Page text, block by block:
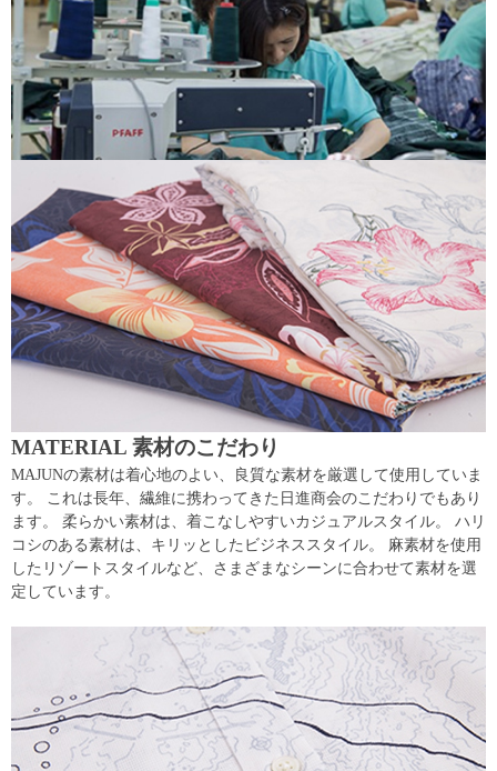
MATERIAL 素材のこだわり
MAJUNの素材は着心地のよい、良質な素材を厳選して使用していま
す。 これは長年、繊維に携わってきた日進商会のこだわりでもあり
ます。 柔らかい素材は、着こなしやすいカジュアルスタイル。 ハリ
コシのある素材は、キリッとしたビジネススタイル。 麻素材を使用
したリゾートスタイルなど、さまざまなシーンに合わせて素材を選
定しています。